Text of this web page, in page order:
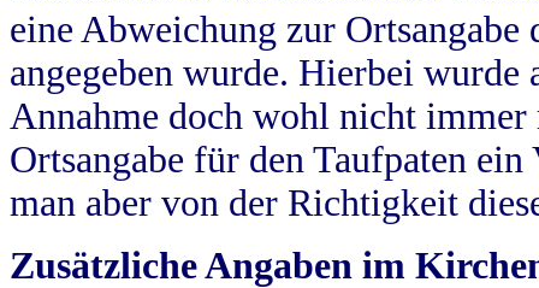
eine Abweichung zur
angegeben wurde. Hierbei wurde
Annahme doch wohl nicht
Ortsangabe für den Taufpaten
man aber von der Richtigkeit
Zusätzliche Angaben im